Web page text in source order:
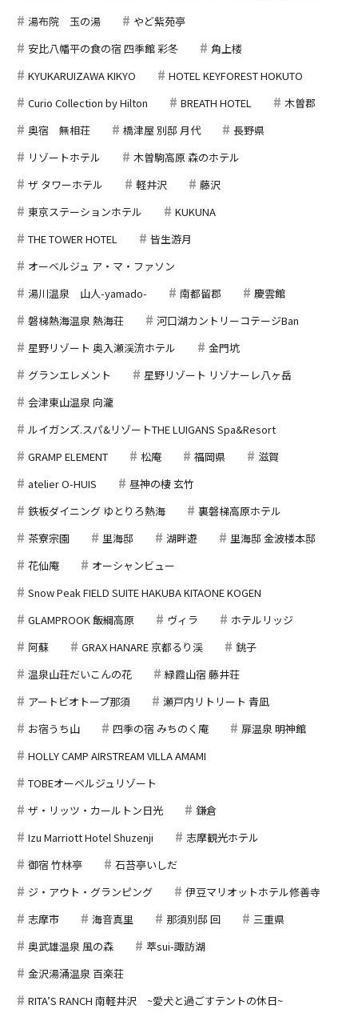
湯布院 玉の湯
やど紫苑亭
安比八幡平の食の宿 四季館 彩冬
角上楼
KYUKARUIZAWA KIKYO
HOTEL KEYFOREST HOKUTO
Curio Collection by Hilton
BREATH HOTEL
木曽郡
奥宿 無相荘
橋津屋 別邸 月代
長野県
リゾートホテル
木曽駒高原 森のホテル
ザ タワーホテル
軽井沢
藤沢
東京ステーションホテル
KUKUNA
THE TOWER HOTEL
皆生游月
オーベルジュ ア・マ・ファソン
湯川温泉 山人-yamado-
南都留郡
慶雲館
磐梯熱海温泉 熱海荘
河口湖カントリーコテージBan
星野リゾート 奥入瀬渓流ホテル
金門坑
グランエレメント
星野リゾート リゾナーレ八ヶ岳
会津東山温泉 向瀧
ルイガンズ.スパ&リゾートTHE LUIGANS Spa&Resort
GRAMP ELEMENT
松庵 福岡県
滋賀
atelier O-HUIS
昼神の棲 玄竹
鉄板ダイニング ゆとりろ熱海
裏磐梯高原ホテル
茶寮宗園
里海邸 湖畔遊
里海邸 金波楼本邸
花仙庵
オーシャンビュー
Snow Peak FIELD SUITE HAKUBA KITAONE KOGEN
GLAMPROOK 飯綱高原
ヴィラ
ホテルリッジ
阿蘇
GRAX HANARE 京都るり渓
銚子
温泉山荘だいこんの花
緑霞山宿 藤井荘
アートビオトープ那須
瀬戸内リトリート 青凪
お宿うち山
四季の宿 みちのく庵
扉温泉 明神館
HOLLY CAMP AIRSTREAM VILLA AMAMI
TOBEオーベルジュリゾート
ザ・リッツ・カールトン日光
鎌倉
Izu Marriott Hotel Shuzenji
志摩観光ホテル
御宿 竹林亭
石苔亭いしだ
ジ・アウト・グランピング
伊豆マリオットホテル修善寺
志摩市
海音真里 那須別邸 回
三重県
奥武雄温泉 風の森
萃sui-諏訪湖
金沢湯涌温泉 百楽荘
RITA’S RANCH 南軽井沢 ~愛犬と過ごすテントの休日~